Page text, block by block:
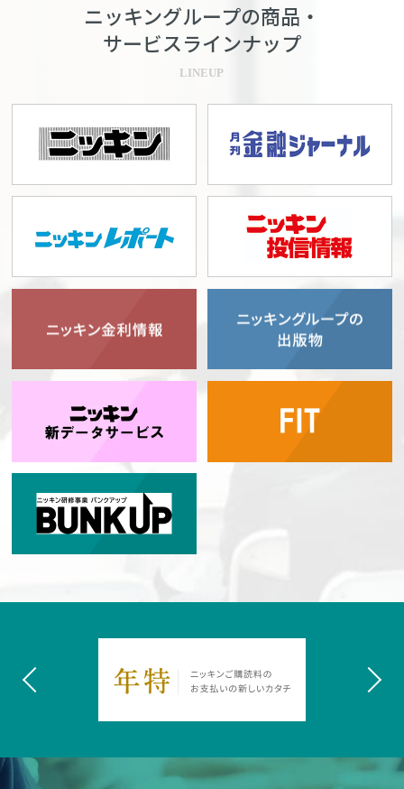
ニッキングループの商品・
サービスラインナップ
LINEUP